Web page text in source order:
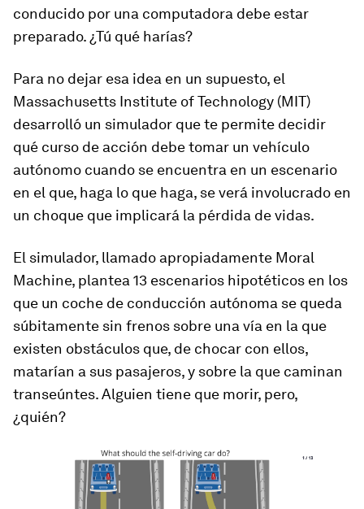
conducido por una computadora debe estar
preparado. ¿Tú qué harías?
Para no dejar esa idea en un supuesto, el
Massachusetts Institute of Technology (MIT)
desarrolló un simulador que te permite decidir
qué curso de acción debe tomar un vehículo
autónomo cuando se encuentra en un escenario
en el que, haga lo que haga, se verá involucrado en
un choque que implicará la pérdida de vidas.
El simulador, llamado apropiadamente Moral
Machine, plantea 13 escenarios hipotéticos en los
que un coche de conducción autónoma se queda
súbitamente sin frenos sobre una vía en la que
existen obstáculos que, de chocar con ellos,
matarían a sus pasajeros, y sobre la que caminan
transeúntes. Alguien tiene que morir, pero,
¿quién?